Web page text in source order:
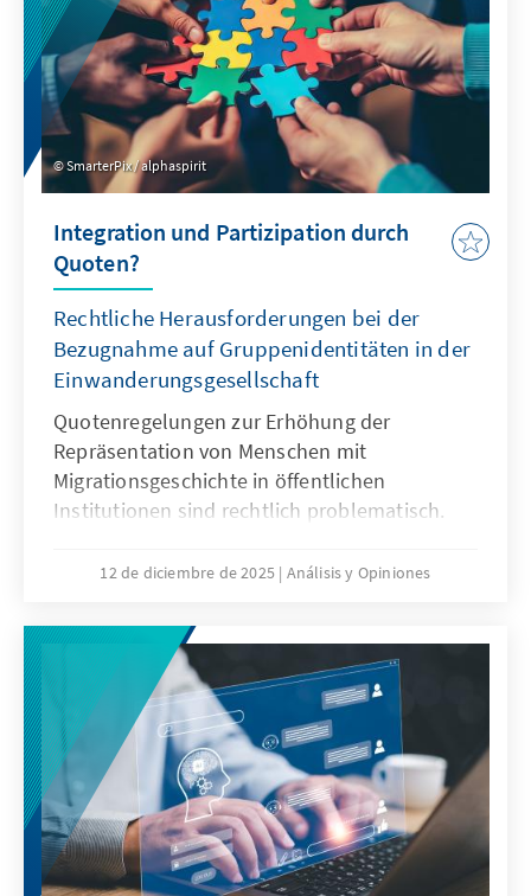
SmarterPix / alphaspirit
Integration und Partizipation durch
Quoten?
Rechtliche Herausforderungen bei der
Bezugnahme auf Gruppenidentitäten in der
Einwanderungsgesellschaft
Quotenregelungen zur Erhöhung der
Repräsentation von Menschen mit
Migrationsgeschichte in öffentlichen
Institutionen sind rechtlich problematisch.
nach Herkunft. Für Quoten zugunsten von
verfassungsrechtliche Grundlage. Das Papier
zeigt: Sonderregelungen für neu
eingewanderte Menschen sind nur zu Beginn
sinnvoll. Später besteht die herausfordernde
Aufgabe der Abgrenzung der Gruppe.
12 de diciembre de 2025 Análisis y Opiniones